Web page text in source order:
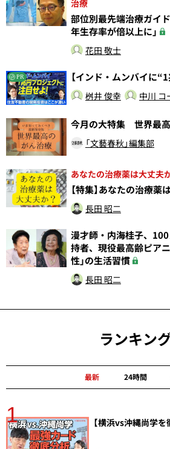
治療
部位別最先端治療ガイ
年生存率が倍以上に」
花田 敬士
PR 【インド・ムンバイに“1
桝井 俊幸 中川 コ
今月の大特集 世界最
「文藝春秋」編集部
あなたの治療薬は大丈夫
【特集】あなたの治療薬
長田 昭二
漫才師・内海桂子、
持者、現役最高齢ピア
性」の生活習慣
長田 昭二
ランキン
最新 24時間
1 【横浜vs沖縄尚学を